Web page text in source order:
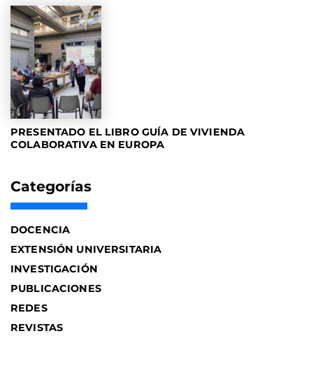
PRESENTADO EL LIBRO GUÍA DE VIVIENDA
COLABORATIVA EN EUROPA
Categorías
DOCENCIA
EXTENSIÓN UNIVERSITARIA
INVESTIGACIÓN
PUBLICACIONES
REDES
REVISTAS